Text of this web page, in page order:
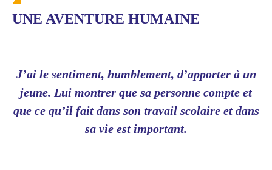
UNE AVENTURE HUMAINE
J’ai le sentiment, humblement, d’apporter à un
jeune. Lui montrer que sa personne compte et
que ce qu’il fait dans son travail scolaire et dans
sa vie est important.